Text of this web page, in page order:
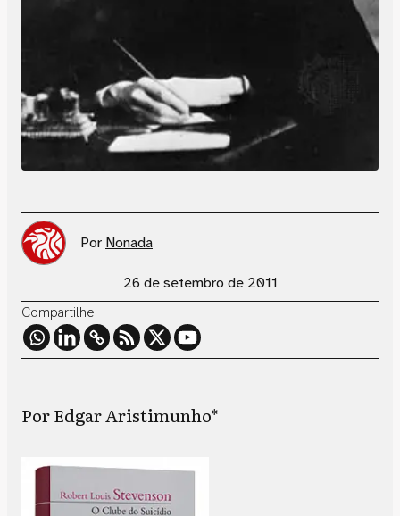
Por Nonada
26 de setembro de 2011
Compartilhe
Por Edgar Aristimunho*